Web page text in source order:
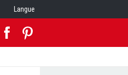
Langue